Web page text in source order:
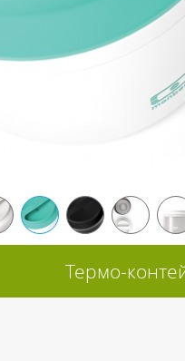
Термо-